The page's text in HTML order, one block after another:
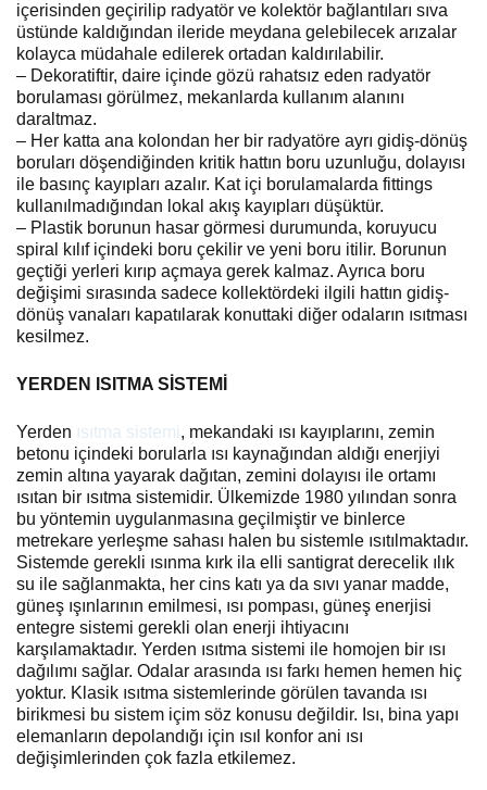
içerisinden geçirilip radyatör ve kolektör bağlantıları sıva
üstünde kaldığından ileride meydana gelebilecek arızalar
kolayca müdahale edilerek ortadan kaldırılabilir.
– Dekoratiftir, daire içinde gözü rahatsız eden radyatör
borulaması görülmez, mekanlarda kullanım alanını
daraltmaz.
– Her katta ana kolondan her bir radyatöre ayrı gidiş-dönüş
boruları döşendiğinden kritik hattın boru uzunluğu, dolayısı
ile basınç kayıpları azalır. Kat içi borulamalarda fittings
kullanılmadığından lokal akış kayıpları düşüktür.
– Plastik borunun hasar görmesi durumunda, koruyucu
spiral kılıf içindeki boru çekilir ve yeni boru itilir. Borunun
geçtiği yerleri kırıp açmaya gerek kalmaz. Ayrıca boru
değişimi sırasında sadece kollektördeki ilgili hattın gidiş-
dönüş vanaları kapatılarak konuttaki diğer odaların ısıtması
kesilmez.
YERDEN ISITMA SİSTEMİ
Yerden ısıtma sistemi, mekandaki ısı kayıplarını, zemin
betonu içindeki borularla ısı kaynağından aldığı enerjiyi
zemin altına yayarak dağıtan, zemini dolayısı ile ortamı
ısıtan bir ısıtma sistemidir. Ülkemizde 1980 yılından sonra
bu yöntemin uygulanmasına geçilmiştir ve binlerce
metrekare yerleşme sahası halen bu sistemle ısıtılmaktadır.
Sistemde gerekli ısınma kırk ila elli santigrat derecelik ılık
su ile sağlanmakta, her cins katı ya da sıvı yanar madde,
güneş ışınlarının emilmesi, ısı pompası, güneş enerjisi
entegre sistemi gerekli olan enerji ihtiyacını
karşılamaktadır. Yerden ısıtma sistemi ile homojen bir ısı
dağılımı sağlar. Odalar arasında ısı farkı hemen hemen hiç
yoktur. Klasik ısıtma sistemlerinde görülen tavanda ısı
birikmesi bu sistem içim söz konusu değildir. Isı, bina yapı
elemanların depolandığı için ısıl konfor ani ısı
değişimlerinden çok fazla etkilemez.